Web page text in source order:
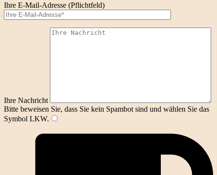
Ihre E-Mail-Adresse (Pflichtfeld)
Ihre Nachricht
Bitte beweisen Sie, dass Sie kein Spambot sind und wählen Sie das
Symbol LKW.